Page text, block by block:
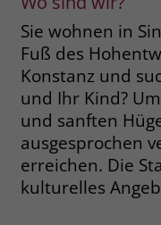
Sie wohnen in
Fuß des
Konstanz und
und Ihr Kind?
und sanften
ausgesprochen
erreichen. Die
kulturelles
Name
Laufzeit 30
Zweck
This
Name
Anbieter
Laufzeit 90
Zweck